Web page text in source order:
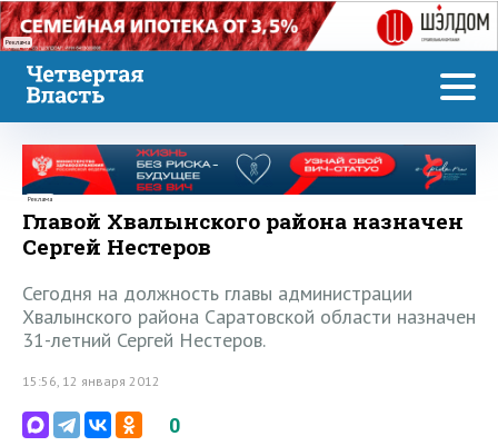
Реклама
Реклама
Главой Хвалынского района назначен
Сергей Нестеров
Сегодня на должность главы администрации
Хвалынского района Саратовской области назначен
31-летний Сергей Нестеров.
15:56, 12 января 2012
0